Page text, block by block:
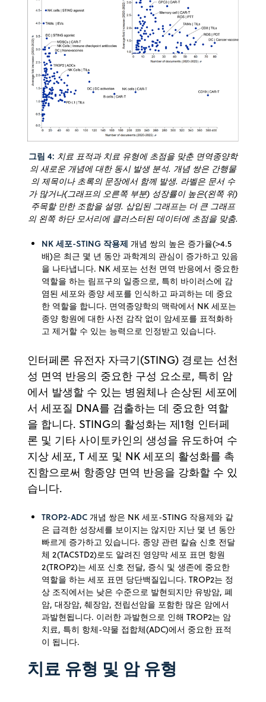
그림 4: 치료 표적과 치료 유형에 초점을 맞춘 면역종양학
의 새로운 개념에 대한 동시 발생 분석. 개념 쌍은 간행물
의 제목이나 초록의 문장에서 함께 발생. 라벨은 문서 수
가 많거나(그래프의 오른쪽 부분) 성장률이 높은(왼쪽 위)
주목할 만한 조합을 설명. 삽입된 그래프는 더 큰 그래프
의 왼쪽 하단 모서리에 클러스터된 데이터에 초점을 맞춤.
NK 세포-STING 작용제 개념 쌍의 높은 증가율(>4.5
배)은 최근 몇 년 동안 과학계의 관심이 증가하고 있음
을 나타냅니다. NK 세포는 선천 면역 반응에서 중요한
역할을 하는 림프구의 일종으로, 특히 바이러스에 감
염된 세포와 종양 세포를 인식하고 파괴하는 데 중요
한 역할을 합니다. 면역종양학의 맥락에서 NK 세포는
종양 항원에 대한 사전 감작 없이 암세포를 표적화하
고 제거할 수 있는 능력으로 인정받고 있습니다.
인터페론 유전자 자극기(STING) 경로는 선천
성 면역 반응의 중요한 구성 요소로, 특히 암
에서 발생할 수 있는 병원체나 손상된 세포에
서 세포질 DNA를 검출하는 데 중요한 역할
을 합니다. STING의 활성화는 제1형 인터페
론 및 기타 사이토카인의 생성을 유도하여 수
지상 세포, T 세포 및 NK 세포의 활성화를 촉
진함으로써 항종양 면역 반응을 강화할 수 있
습니다.
TROP2-ADC 개념 쌍은 NK 세포-STING 작용제와 같
은 급격한 성장세를 보이지는 않지만 지난 몇 년 동안
빠르게 증가하고 있습니다. 종양 관련 칼슘 신호 전달
체 2(TACSTD2)로도 알려진 영양막 세포 표면 항원
2(TROP2)는 세포 신호 전달, 증식 및 생존에 중요한
역할을 하는 세포 표면 당단백질입니다. TROP2는 정
상 조직에서는 낮은 수준으로 발현되지만 유방암, 폐
암, 대장암, 췌장암, 전립선암을 포함한 많은 암에서
과발현됩니다. 이러한 과발현으로 인해 TROP2는 암
치료, 특히 항체-약물 접합체(ADC)에서 중요한 표적
이 됩니다.
치료 유형 및 암 유형